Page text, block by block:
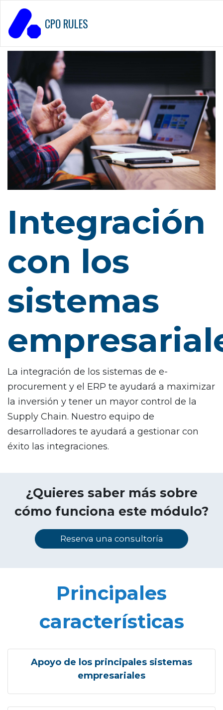
CPO RULES
Integración
con los
sistemas
La integración de los sistemas de e-
procurement y el ERP te ayudará a maximizar
la inversión y tener un mayor control de la
Supply Chain. Nuestro equipo de
desarrolladores te ayudará a gestionar con
éxito las integraciones.
¿Quieres saber más sobre
cómo funciona este módulo?
Reserva una consultoría
Principales
características
Apoyo de los principales sistemas
empresariales